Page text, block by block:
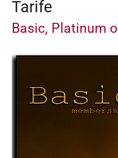
Tarife
Basic, Platinum